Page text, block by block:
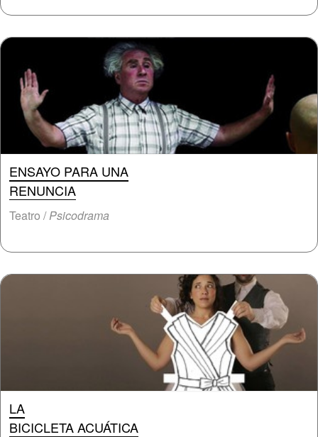
ENSAYO PARA UNA
RENUNCIA
Teatro /Psicodrama
LA
BICICLETA ACUÁTICA